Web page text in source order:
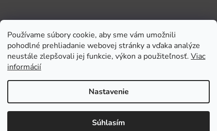
Používame súbory cookie, aby sme vám umožnili
pohodlné prehliadanie webovej stránky a vďaka analýze
neustále zlepšovali jej funkcie, výkon a použiteľnosť. Viac
informácií
Nastavenie
Súhlasím
Prijímame online platby
Vytvoril Shoptet